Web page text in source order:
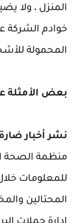
المنزل ، ولا
خوادم الشركة
المحمولة
بعض الأمثلة
نشر أخبار ضارة
للمعلومات
المحتالين